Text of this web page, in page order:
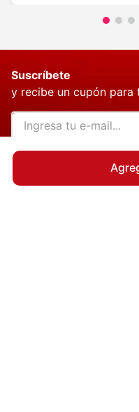
Suscríbete
y recibe un cupón para
QUIERO MI CUPÓN